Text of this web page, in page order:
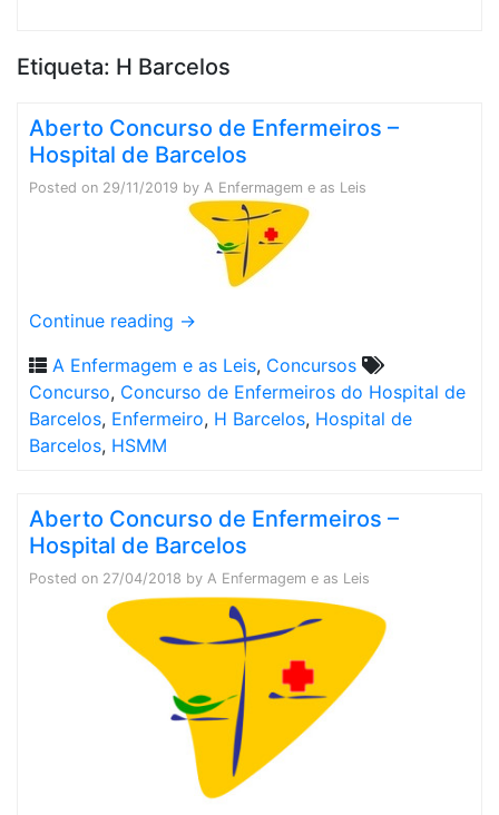
Etiqueta: H Barcelos
Aberto Concurso de Enfermeiros –
Hospital de Barcelos
Posted on 29/11/2019 by A Enfermagem e as Leis
Continue reading →
A Enfermagem e as Leis, Concursos
Concurso, Concurso de Enfermeiros do Hospital de
Barcelos, Enfermeiro, H Barcelos, Hospital de
Barcelos, HSMM
Aberto Concurso de Enfermeiros –
Hospital de Barcelos
Posted on 27/04/2018 by A Enfermagem e as Leis